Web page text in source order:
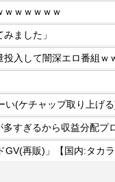
ｗｗｗｗｗｗ
ました」
投入して闇深エロ番組ｗ
い(ケチャップ取り上げ
多すぎるから収益分配プ